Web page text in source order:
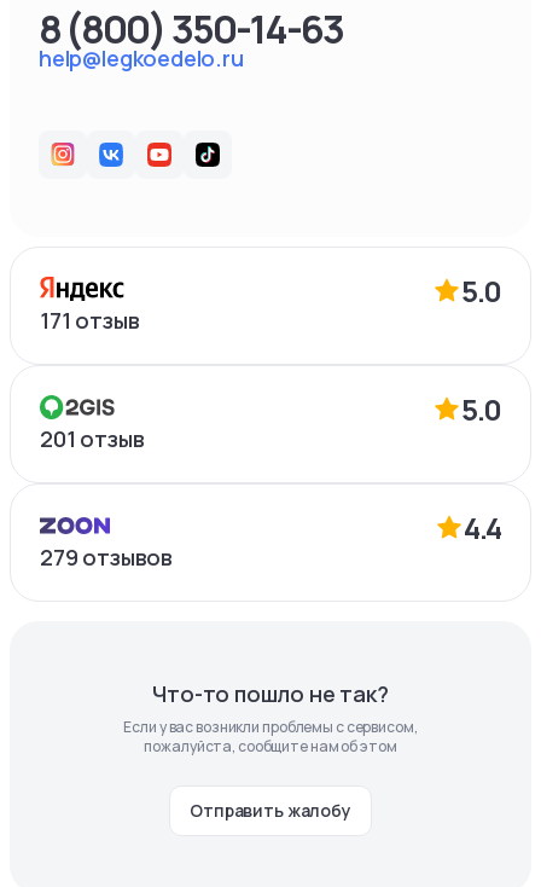
help@legkoedelo.ru
8 (800) 350-14-63
5.0
171 отзыв
5.0
201 отзыв
4.4
279 отзывов
Что-то пошло не так?
Если у вас возникли проблемы с сервисом,
пожалуйста, сообщите нам об этом
Отправить жалобу